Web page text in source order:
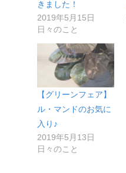
きました！
2019年5月15日
日々のこと
【グリーンフェア】
ル・マンドのお気に
入り♪
2019年5月13日
日々のこと